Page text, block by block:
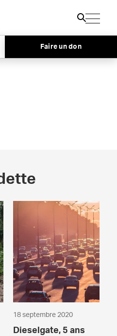
Faire un don
18 septembre 2020
Dieselgate, 5 ans